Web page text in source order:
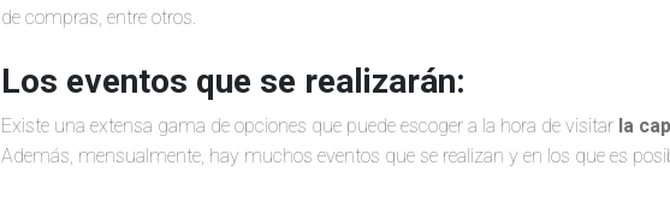
de compras, entre otros.
Los eventos que se realizarán:
Existe una extensa gama de opciones que puede escoger a la hora de visitar la
Además, mensualmente, hay muchos eventos que se realizan y en los que es